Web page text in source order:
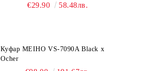
€29.90 58.48лв.
Куфар MEIHO VS-7090A Black x
Ocher